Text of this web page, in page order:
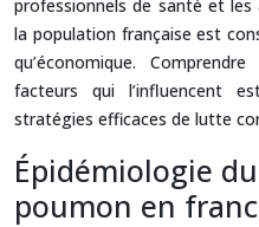
professionnels de santé et les
la population française est
qu’économique.
facteurs qui l’influencent
stratégies efficaces de lutte
Épidémiologie
poumon en